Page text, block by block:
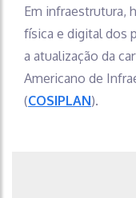
Em infraestrutura,
física e digital dos
a atualização da
Americano de
(COSIPLAN).